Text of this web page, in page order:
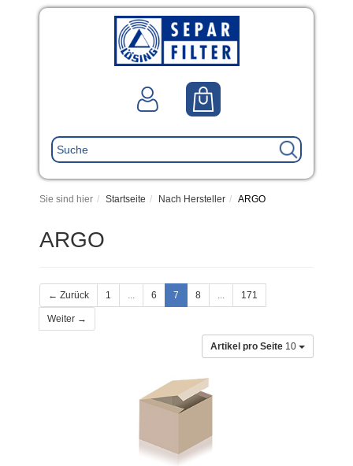
Sie sind hier Startseite Nach Hersteller ARGO
ARGO
← Zurück 1 ... 6 7 8 ... 171
Weiter →
Artikel pro Seite 10